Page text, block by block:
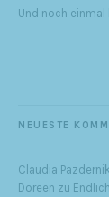
Und noch einmal
NEUESTE
Claudia Pazdernik
Doreen zu